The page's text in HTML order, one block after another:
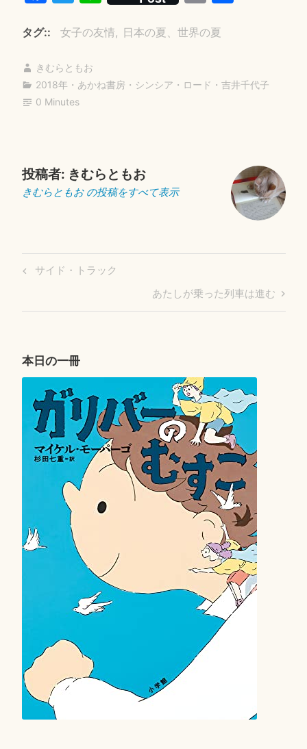
bo
ok
tte
r
ne
ail
タグ: 女子の友情 日本の夏、世界の夏
きむらともお
2018年 ・ あかね書房 ・ シンシア・ロード ・ 吉井千代子
0 Minutes
投稿者: きむらともお
きむらともお の投稿をすべて表示
投
ー
シ
ン
Previous
サイド・トラック
Next
Post
あたしが乗った列車は進む
本日の一冊